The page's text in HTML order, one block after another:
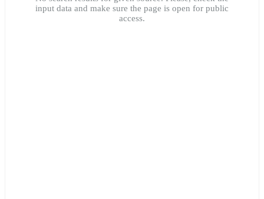
input data and make sure the page is open for public
access.